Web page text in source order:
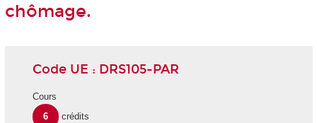
chômage.
Code UE : DRS105-PAR
Cours
6
crédits